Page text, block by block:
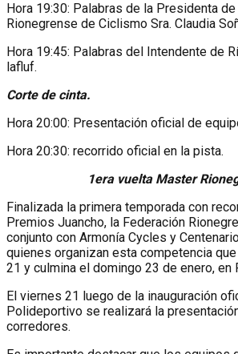
Hora 19:30: Palabras de la Presidenta
Rionegrense de Ciclismo Sra. Claudia
Hora 19:45: Palabras del Intendente de
lafluf.
Corte de cinta.
Hora 20:00: Presentación oficial de
Hora 20:30: recorrido oficial en la pista.
1era vuelta Master
Finalizada la primera temporada con
Premios Juancho, la Federación
conjunto con Armonía Cycles y
quienes organizan esta competencia
21 y culmina el domingo 23 de enero, en
El viernes 21 luego de la inauguración
Polideportivo se realizará la
corredores.